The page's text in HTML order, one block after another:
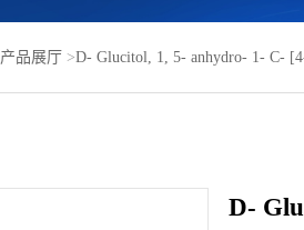
产品展厅 >D- Glucitol, 1, 5- anhydro- 1- C-
D-